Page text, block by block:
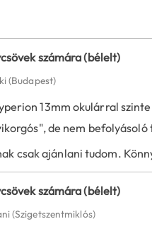
számára (bélelt)
(Budapest)
13mm okulárral
de nem befolyásoló
csak ajánlani tudom.
számára (bélelt)
(Szigetszentmiklós)